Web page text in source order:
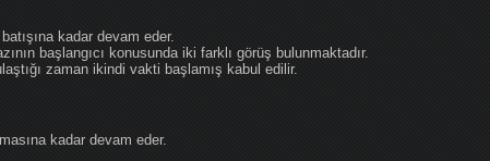
kadar devam eder.
başlangıcı konusunda iki farklı görüş bulunmaktadır.
zaman ikindi vakti başlamış kabul edilir.
kadar devam eder.